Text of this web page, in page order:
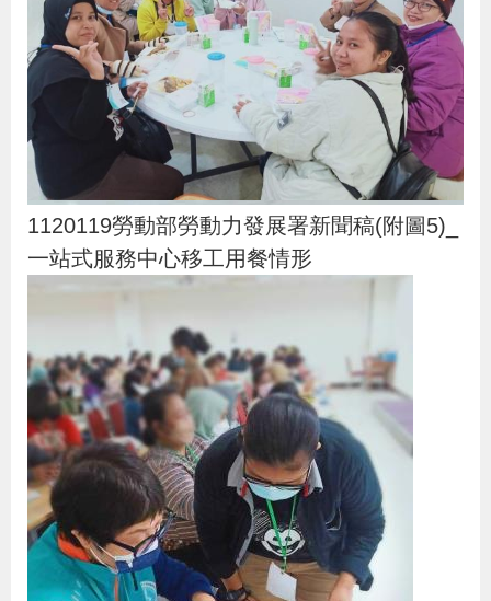
1120119勞動部勞動力發展署新聞稿(附圖5)_
一站式服務中心移工用餐情形